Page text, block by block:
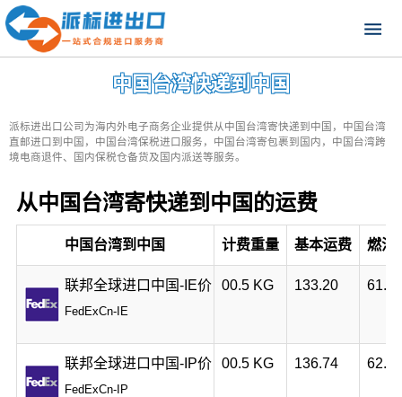
中国台湾快递到中国
派标进出口公司为海内外电子商务企业提供从中国台湾寄快递到中国，中国台湾
直邮进口到中国，中国台湾保税进口服务，中国台湾寄包裹到国内，中国台湾跨
境电商退件、国内保税仓备货及国内派送等服务。
从中国台湾寄快递到中国的运费
中国台湾到中国 计费重量 基本运费 燃油
联邦全球进口中国-IE价
FedExCn-IE
00.5 KG 133.20 61.27
联邦全球进口中国-IP价
FedExCn-IP
00.5 KG 136.74 62.90